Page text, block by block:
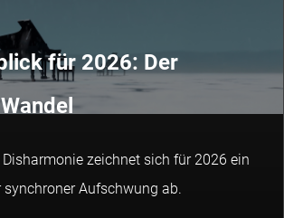
für 2026: Der
zeichnet sich für 2026 ein
synchroner Aufschwung ab.